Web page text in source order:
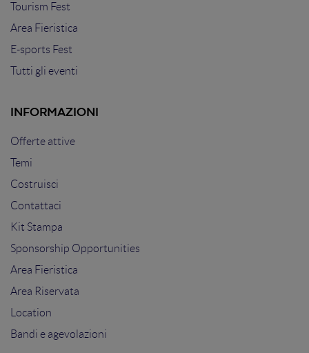
Tourism Fest
Area Fieristica
E-sports Fest
Tutti gli eventi
INFORMAZIONI
Offerte attive
Temi
Costruisci
Contattaci
Kit Stampa
Sponsorship Opportunities
Area Fieristica
Area Riservata
Location
Bandi e agevolazioni